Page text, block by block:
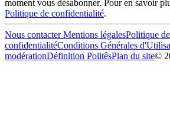
moment vous désabonner. Pour en savoir
Politique de confidentialité.
Nous contacterMentions légalesPolitique de
confidentialitéConditions Générales
modérationDéfinition PolitêsPlan du site©